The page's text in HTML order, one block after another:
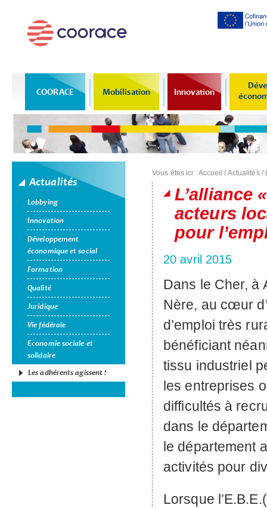
COORACE Mobilisation Innovation
Actualités
Lobbying
Innovation
Développement
économique et social
Formation
Qualité
Juridique
Vie fédérale
Economie sociale et
solidaire
Les adhérents agissent !
Vous êtes ici : Accueil /Actualités/
L’alliance
acteurs
pour
20 avril 2015
Dans le Cher, à
Nère, au cœur
d’emploi très
bénéficiant
tissu industriel
les entreprises
difficultés à
dans le
le département
activités pour
Lorsque l’E.B.E.(